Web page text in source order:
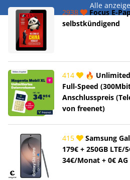
Alle
2938
Focus E-
selbstkündigend
414
🔥
Full-Speed
Anschlusspreis
von freenet)
415
Samsung
179€ + 250GB
34€/Monat + 0€